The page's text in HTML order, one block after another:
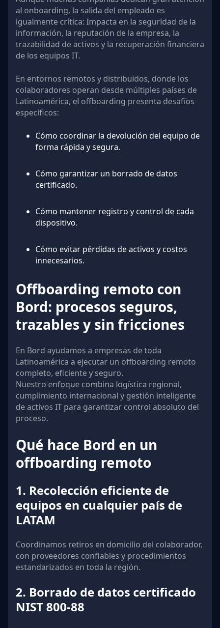
al onboarding, la salida del empleado es
igualmente crítica: Impacta en la seguridad de la
información, la reputación de la empresa, la
trazabilidad de activos y la recuperación financiera
de los equipos IT.
En entornos remotos y distribuidos, donde los
colaboradores operan desde múltiples países de
Latinoamérica, el offboarding presenta desafíos
específicos:
Cómo coordinar la devolución del equipo de
forma rápida y segura.
Cómo garantizar un borrado de datos
certificado.
Cómo mantener registro y control de cada
dispositivo.
Cómo evitar pérdidas de activos y costos
innecesarios.
Offboarding remoto con
Bord: procesos seguros,
trazables y sin fricciones
En Bord ayudamos a empresas de toda
Latinoamérica a ejecutar un offboarding remoto
completo, eficiente y seguro.
Nuestro enfoque combina logística regional,
cumplimiento internacional y gestión inteligente
de activos IT para garantizar control absoluto del
proceso.
Qué hace Bord en un
offboarding remoto
1. Recolección eficiente de
equipos en cualquier país de
LATAM
Coordinamos retiros en domicilio del colaborador,
con proveedores confiables y procedimientos
estandarizados en toda la región.
2. Borrado de datos certificado
NIST 800-88